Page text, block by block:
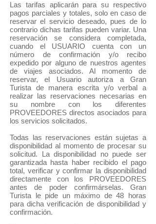
Las tarifas aplicarán para su respectivo
pagos parciales y totales, solo en caso de
reservar el servicio deseado, pues de lo
contrario dichas tarifas pueden variar. Una
reservación se considera completada,
cuando el USUARIO cuenta con un
número de confirmación y/o recibo
expedido por alguno de nuestros agentes
de viajes asociados. Al momento de
reservar, el Usuario autoriza a Gran
Turista de manera escrita y/o verbal a
realizar las reservaciones necesarias en
su nombre con los diferentes
PROVEEDORES directos asociados para
los servicios solicitados.
Todas las reservaciones están sujetas a
disponibilidad al momento de procesar su
solicitud. La disponibilidad no puede ser
garantizada hasta haber recibido el pago
total, verificar y confirmar la disponibilidad
directamente con los PROVEEDORES
antes de poder confirmárselas. Gran
Turista le pide un máximo de 48 horas
para dicha verificación de disponibilidad y
confirmación.